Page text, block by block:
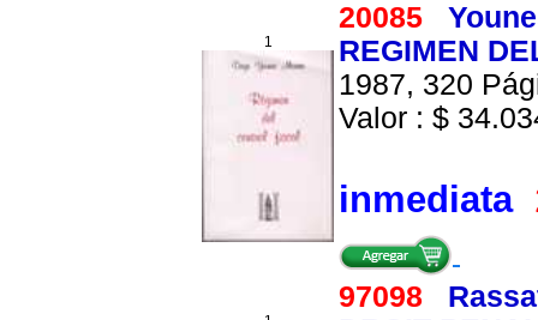
1
20085
REGIMEN
1987, 320
Valor : $
inmediata
97098